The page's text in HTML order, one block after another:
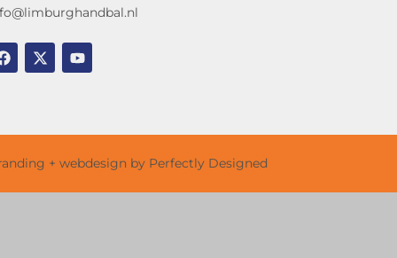
+ webdesign by Perfectly Designed